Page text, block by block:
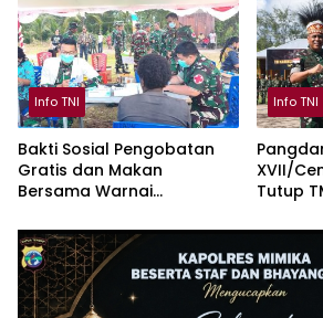
Info TNI
Bakti Sosial Pengobatan
Gratis dan Makan
Bersama Warnai
Info TNI
XVII/
Tutup
Keakwa